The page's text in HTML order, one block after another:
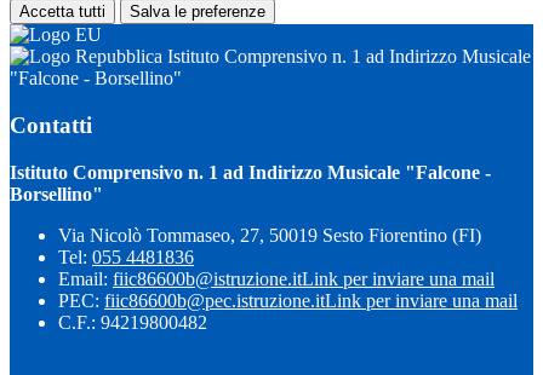
Accetta tutti Salva le preferenze
Istituto Comprensivo n. 1 ad Indirizzo Musicale
"Falcone - Borsellino"
Contatti
Istituto Comprensivo n. 1 ad Indirizzo Musicale "Falcone -
Borsellino"
Via Nicolò Tommaseo, 27, 50019 Sesto Fiorentino (FI)
Tel: 055 4481836
Email: fiic86600b@istruzione.itLink per inviare una mail
PEC: fiic86600b@pec.istruzione.itLink per inviare una mail
C.F.: 94219800482